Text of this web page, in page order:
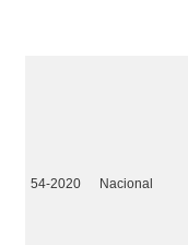
54-2020 Nacional